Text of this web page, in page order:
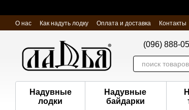
О нас Как надуть лодку Оплата и доставка Контакты
(096) 888-
Надувные
лодки
Надувные
байдарки